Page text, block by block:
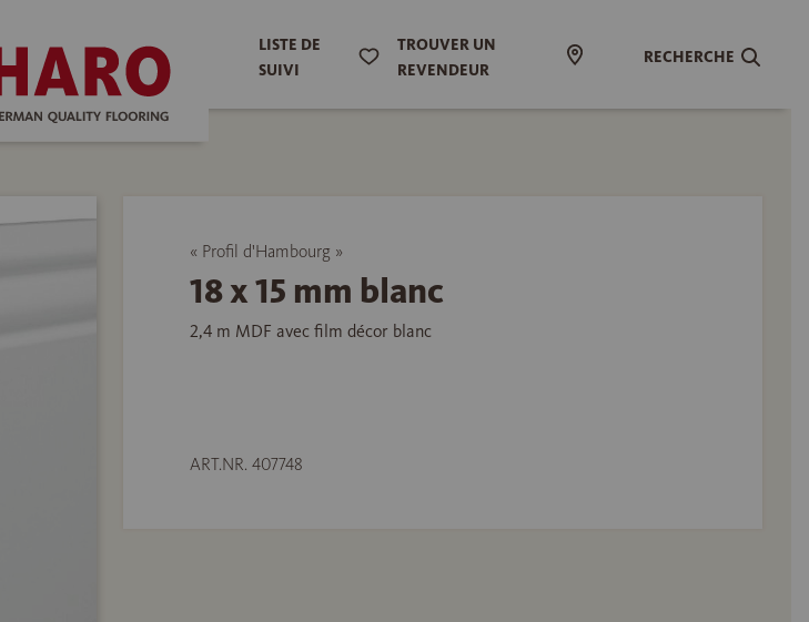
LISTE DE
SUIVI
TROUVER UN
REVENDEUR
RECHERCHE
« Profil d'Hambourg »
18 x 15 mm blanc
2,4 m MDF avec film décor blanc
ART.NR. 407748